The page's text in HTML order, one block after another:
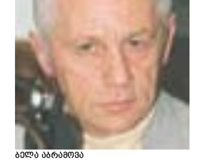
ბელა აბრამოვა